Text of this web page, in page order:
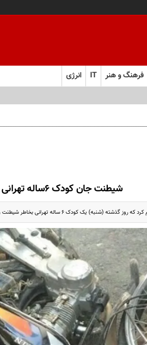
فرهنگ و هنر IT انرژی
شیطنت جان کودک 6ساله تهرانی را گرفت
تهرانی بخاطر شیطنت و آویزان شدن از یک دستگاه موتور در حال حرکت...